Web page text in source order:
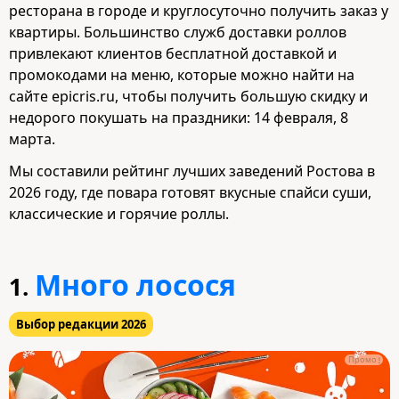
ресторана в городе и круглосуточно получить заказ у
квартиры. Большинство служб доставки роллов
привлекают клиентов бесплатной доставкой и
промокодами на меню, которые можно найти на
сайте epicris.ru, чтобы получить большую скидку и
недорого покушать на праздники: 14 февраля, 8
марта.
Мы составили рейтинг лучших заведений Ростова в
2026 году, где повара готовят вкусные спайси суши,
классические и горячие роллы.
1. Много лосося
Выбор редакции 2026
Промо